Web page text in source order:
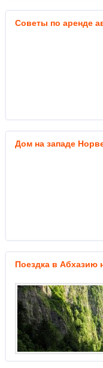
Советы по аренде
Дом на западе
Поездка в Абхазию